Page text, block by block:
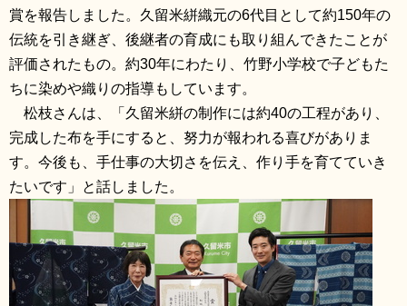
賞を報告しました。久留米絣織元の6代目として約150年の
伝統を引き継ぎ、後継者の育成にも取り組んできたことが
評価されたもの。約30年にわたり、竹野小学校で子どもた
ちに染めや織りの指導もしています。
松枝さんは、「久留米絣の制作には約40の工程があり、
完成した布を手にすると、努力が報われる喜びがありま
す。今後も、手仕事の大切さを伝え、作り手を育てていき
たいです」と話しました。